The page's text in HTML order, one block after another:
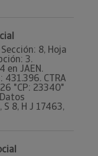
8, Hoja
3.
en JAEN.
431.396. CTRA
"CP: 23340"
Datos
8, H J 17463,